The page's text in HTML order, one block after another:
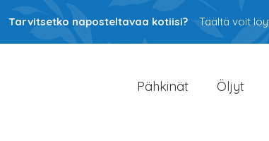
Tarvitsetko naposteltavaa kotiisi? Täältä voit
Pähkinät Öljyt